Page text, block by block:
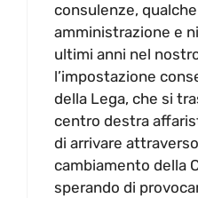
consulenze,
amministrazione e
ultimi anni nel
l’impostazione
della Lega, che si
centro destra
di arrivare
cambiamento della
sperando di